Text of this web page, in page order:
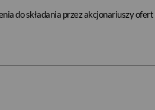
do składania przez akcjonariuszy